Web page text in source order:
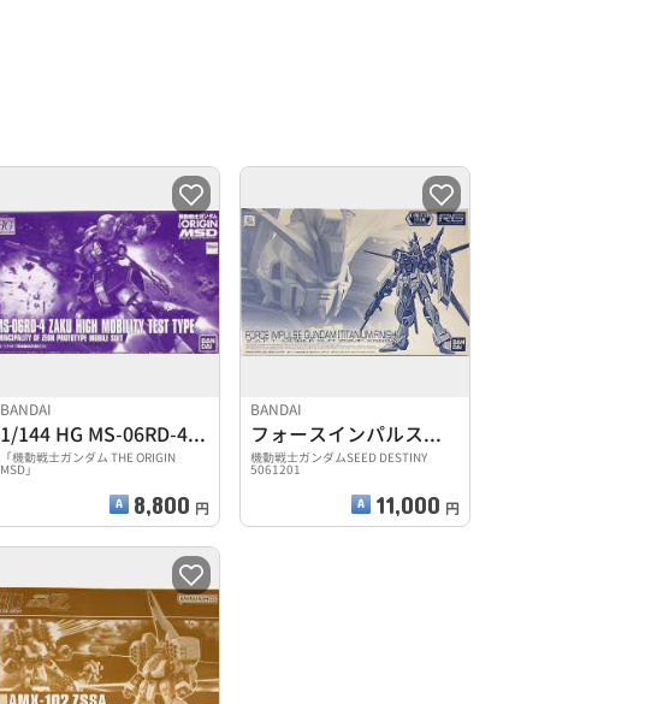
BANDAI
1/144 HG MS-06RD-4 高機動試作型ザク
「機動戦士ガンダム THE ORIGIN
MSD」
8,800 円
BANDAI
フォースインパルスガンダム チタニウムフィニッシュ
機動戦士ガンダムSEED DESTINY
5061201
11,000 円